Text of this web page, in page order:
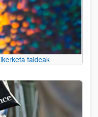
taldeak